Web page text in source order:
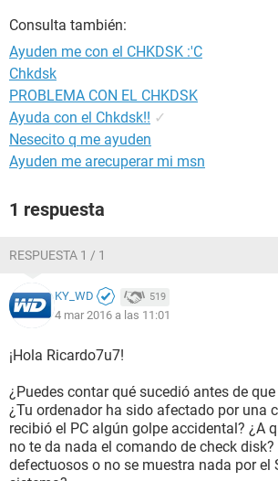
Consulta también:
Ayuden me con el CHKDSK :'C
Chkdsk
PROBLEMA CON EL CHKDSK
Ayuda con el Chkdsk!! ✓
Nesecito q me ayuden
Ayuden me arecuperar mi msn
1 respuesta
RESPUESTA 1 / 1
KY_WD 519
4 mar 2016 a las 11:01
¡Hola Ricardo7u7!
¿Puedes contar qué sucedió antes de que
¿Tu ordenador ha sido afectado por una
recibió el PC algún golpe accidental? ¿A
no te da nada el comando de check
defectuosos o no se muestra nada por el